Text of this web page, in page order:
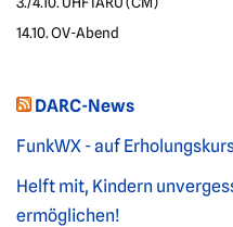
14.10. OV-Abend
DARC-News
FunkWX - auf
Helft mit, Kindern
ermöglichen!